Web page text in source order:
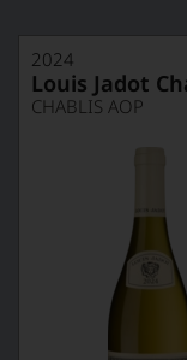
2024
Louis Jadot
CHABLIS AOP